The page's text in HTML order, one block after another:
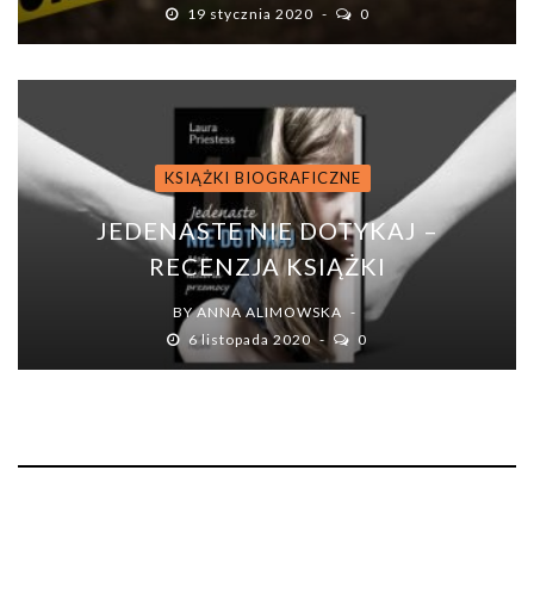
19 stycznia 2020
0
KSIĄŻKI BIOGRAFICZNE
JEDENASTE NIE DOTYKAJ –
RECENZJA KSIĄŻKI
BYANNA ALIMOWSKA
6 listopada 2020
0